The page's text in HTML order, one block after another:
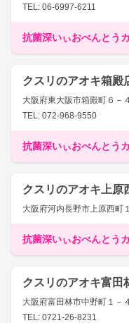
TEL: 06-6997-6211
抗菌深いぃおべんとう
クスリのアオキ箱殿
大阪府東大阪市箱殿町６－
TEL: 072-968-9550
抗菌深いぃおべんとう
クスリのアオキ上原
大阪府河内長野市上原西町
抗菌深いぃおべんとう
クスリのアオキ富田
大阪府富田林市中野町１－
TEL: 0721-26-8231